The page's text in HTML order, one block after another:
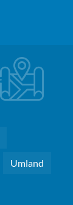
Umland